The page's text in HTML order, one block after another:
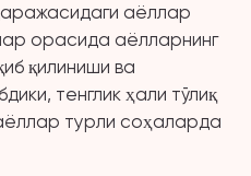
аёллар
орасида аёлларнинг
қилиниши ва
тенглик ҳали тўлиқ
турли соҳаларда